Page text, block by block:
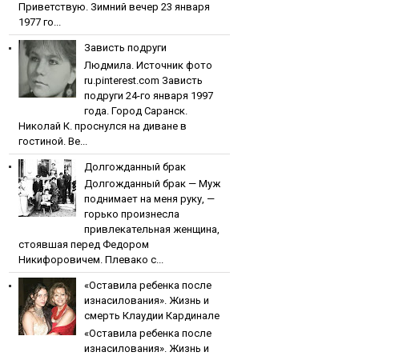
Приветствую. Зимний вечер 23 января
1977 го...
Зaвиcть пoдpуги
Людмила. Источник фото
ru.pinterest.com Зaвиcть
пoдpуги 24-го января 1997
года. Город Саранск.
Николай К. проснулся на диване в
гостиной. Ве...
Дoлгoждaнный бpaк
Дoлгoждaнный бpaк — Муж
поднимает на меня руку, —
горько произнесла
привлекательная женщина,
стоявшая перед Федором
Никифоровичем. Плевако с...
«Ocтaвилa peбeнкa пocлe
изнacилoвaния». Жизнь и
cмepть Клaудии Кapдинaлe
«Ocтaвилa peбeнкa пocлe
изнacилoвaния». Жизнь и